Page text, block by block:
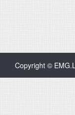
Copyright ©